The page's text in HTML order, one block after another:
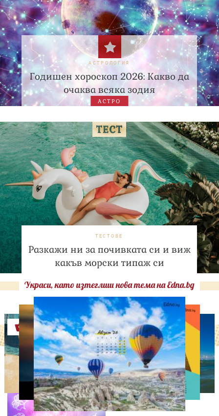
АСТРОЛОГИЯ
Годишен хороскоп 2026: Какво да
очаква всяка зодия
АСТРО
ТЕСТОВЕ
Разкажи ни за почивката си и виж
какъв морски типаж си
Украси, като изтеглиш нова тема на Edna.bg
Оферти
АСТРОЛОГИЯ
Дневен хороскоп за 7
август, петък